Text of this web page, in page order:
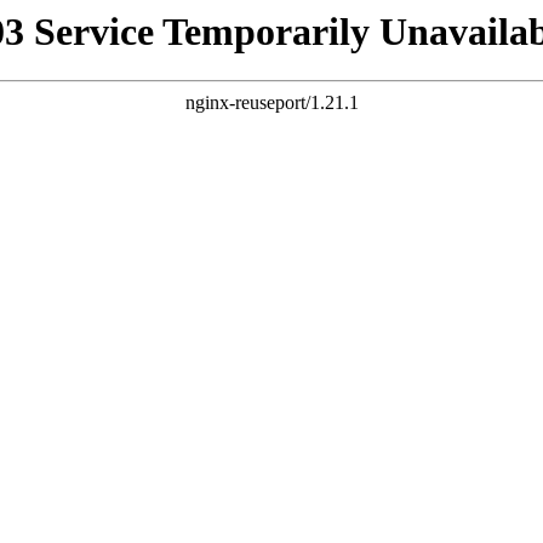
Service Temporarily
nginx-reuseport/1.21.1